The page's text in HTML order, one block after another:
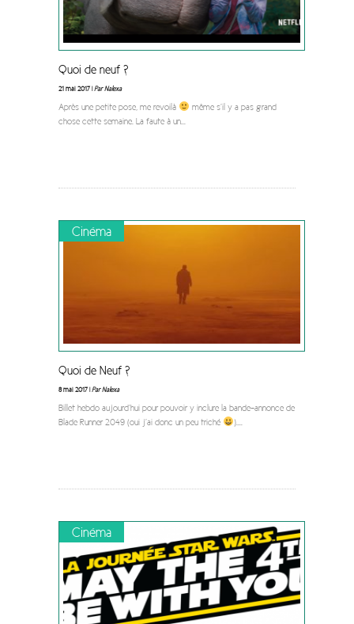
Quoi de neuf ?
21 mai 2017 |Par Nalexa
Après une petite pose, me revoilà
même s’il y a pas grand
chose cette semaine. La faute à un...
Cinéma
Quoi de Neuf ?
8 mai 2017 |Par Nalexa
Billet hebdo aujourd’hui pour pouvoir y inclure la bande-annonce de
Blade Runner 2049 (oui j’ai donc un peu triché
)....
Cinéma